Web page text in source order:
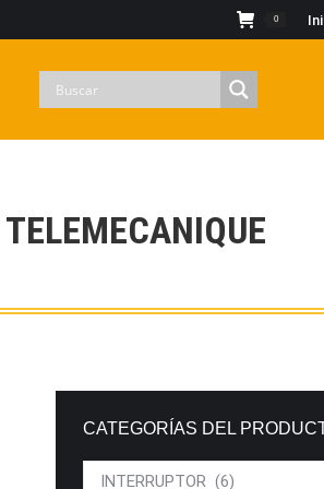
0
CATEGORÍAS DEL